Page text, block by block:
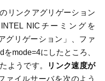
リンクアグリゲーション
NICチーミングを
グリゲーション」、ファ
mode=4にしたところ、
ようです。
リンク速度が
ァイルサーバを次のよう